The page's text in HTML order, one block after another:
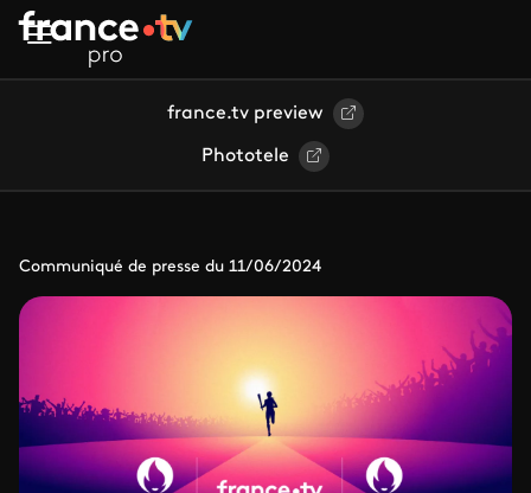
Aller au contenu principal
france.tv preview
Phototele
Communiqué de presse du 11/06/2024